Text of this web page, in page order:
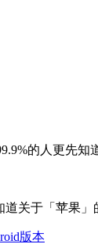
的人更先知
道关于「苹果」
版本